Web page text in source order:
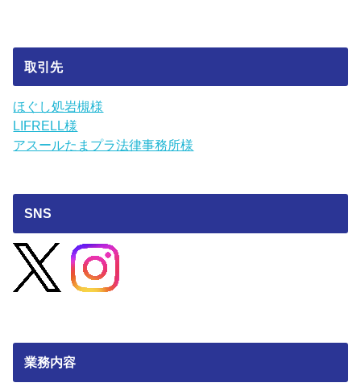
取引先
ほぐし処岩槻様
LIFRELL様
アスールたまプラ法律事務所様
SNS
業務内容